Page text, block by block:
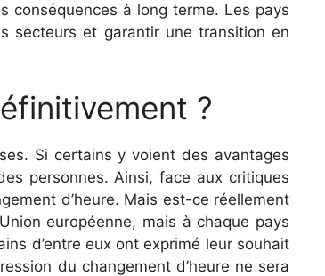
à long terme. Les pays
secteurs et garantir une transition en
?
Si certains y voient des avantages
personnes. Ainsi, face aux critiques
d’heure. Mais est-ce réellement
européenne, mais à chaque pays
d’entre eux ont exprimé leur souhait
du changement d’heure ne sera